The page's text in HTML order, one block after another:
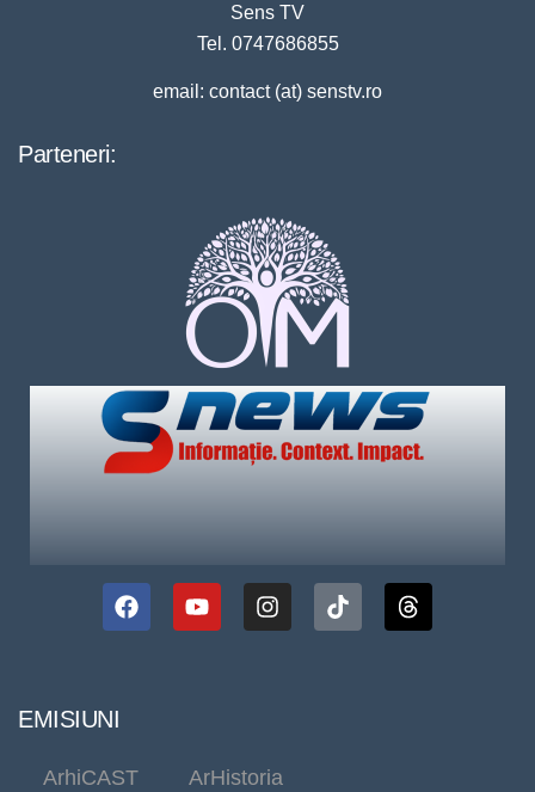
Sens TV
Tel. 0747686855
email: contact (at) senstv.ro
Parteneri:
EMISIUNI
ArhiCAST
ArHistoria